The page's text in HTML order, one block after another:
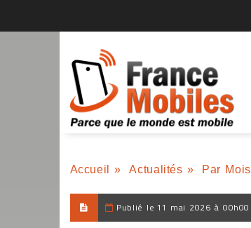
Accueil » Actualités » Par Mois
Publié le 11 mai 2026 à 00h00